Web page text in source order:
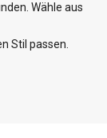
Wähle aus
Stil passen.